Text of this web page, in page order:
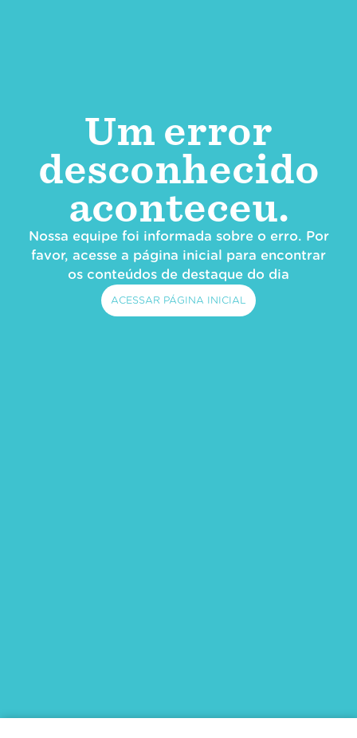
Um error
desconhecido
aconteceu.
Nossa equipe foi informada sobre o erro. Por
favor, acesse a página inicial para encontrar
os conteúdos de destaque do dia
ACESSAR PÁGINA INICIAL